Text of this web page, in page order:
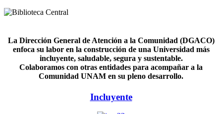
La Dirección General de Atención a la Comunidad (DGACO)
enfoca su labor en la construcción de una Universidad más
incluyente, saludable, segura y sustentable.
Colaboramos con otras entidades para acompañar a la
Comunidad UNAM en su pleno desarrollo.
Incluyente